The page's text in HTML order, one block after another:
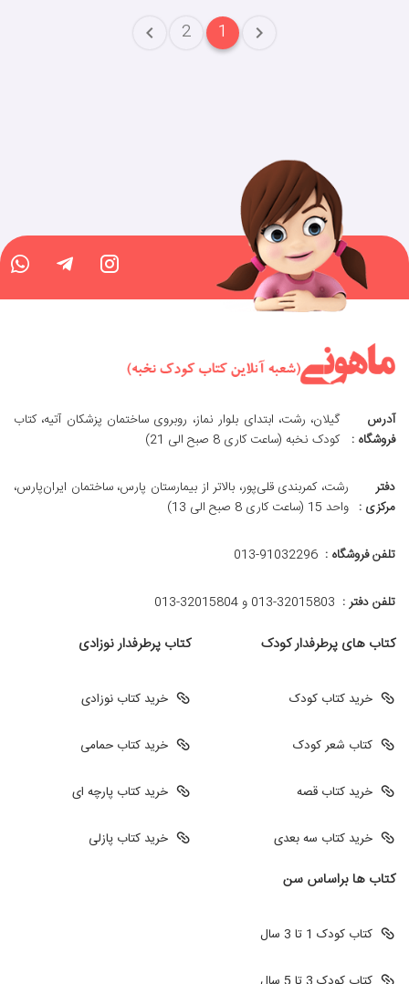
1
2
آدرس
فروشگاه :
گیلان، رشت، ابتدای بلوار نماز، روبروی ساختمان پزشکان آتیه، کتاب
کودک نخبه (ساعت کاری 8 صبح الی 21)
دفتر
مرکزی :
رشت، کمربندی قلی‌پور، بالاتر از بیمارستان پارس، ساختمان ایران‌پارس،
واحد 15 (ساعت کاری 8 صبح الی 13)
تلفن فروشگاه : 013-91032296
تلفن دفتر : 013-32015803 و 32015804-013
کتاب های پرطرفدار کودک
خرید کتاب کودک
کتاب شعر کودک
خرید کتاب قصه
خرید کتاب سه بعدی
کتاب پرطرفدار نوزادی
خرید کتاب نوزادی
خرید کتاب حمامی
خرید کتاب پارچه ای
خرید کتاب پازلی
کتاب ها براساس سن
کتاب کودک 1 تا 3 سال